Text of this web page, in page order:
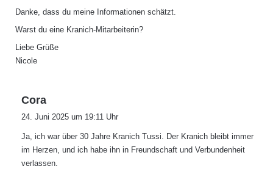
Danke, dass du meine Informationen schätzt.
Warst du eine Kranich-Mitarbeiterin?
Liebe Grüße
Nicole
Cora
a
t
:
24. Juni 2025 um 19:11 Uhr
Ja, ich war über 30 Jahre Kranich Tussi. Der Kranich bleibt immer
im Herzen, und ich habe ihn in Freundschaft und Verbundenheit
verlassen.